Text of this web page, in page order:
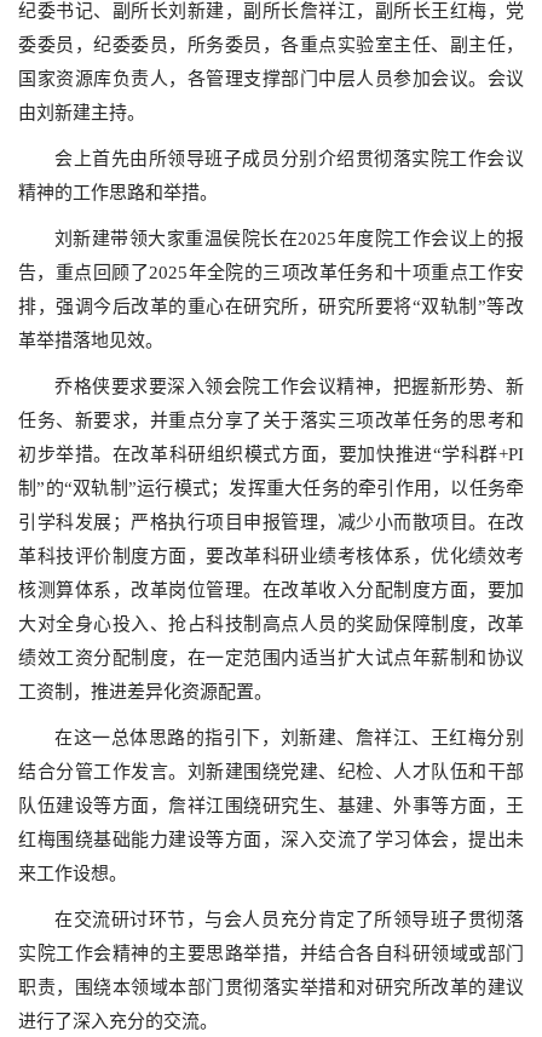
纪委书记、副所长刘新建，副所长詹祥江，副所长王红梅，党
委委员，纪委委员，所务委员，各重点实验室主任、副主任，
国家资源库负责人，各管理支撑部门中层人员参加会议。会议
由刘新建主持。
会上首先由所领导班子成员分别介绍贯彻落实院工作会议
精神的工作思路和举措。
刘新建带领大家重温侯院长在2025年度院工作会议上的报
告，重点回顾了2025年全院的三项改革任务和十项重点工作安
排，强调今后改革的重心在研究所，研究所要将“双轨制”等改
革举措落地见效。
乔格侠要求要深入领会院工作会议精神，把握新形势、新
任务、新要求，并重点分享了关于落实三项改革任务的思考和
初步举措。在改革科研组织模式方面，要加快推进“学科群+PI
制”的“双轨制”运行模式；发挥重大任务的牵引作用，以任务牵
引学科发展；严格执行项目申报管理，减少小而散项目。在改
革科技评价制度方面，要改革科研业绩考核体系，优化绩效考
核测算体系，改革岗位管理。在改革收入分配制度方面，要加
大对全身心投入、抢占科技制高点人员的奖励保障制度，改革
绩效工资分配制度，在一定范围内适当扩大试点年薪制和协议
工资制，推进差异化资源配置。
在这一总体思路的指引下，刘新建、詹祥江、王红梅分别
结合分管工作发言。刘新建围绕党建、纪检、人才队伍和干部
队伍建设等方面，詹祥江围绕研究生、基建、外事等方面，王
红梅围绕基础能力建设等方面，深入交流了学习体会，提出未
来工作设想。
在交流研讨环节，与会人员充分肯定了所领导班子贯彻落
实院工作会精神的主要思路举措，并结合各自科研领域或部门
职责，围绕本领域本部门贯彻落实举措和对研究所改革的建议
进行了深入充分的交流。